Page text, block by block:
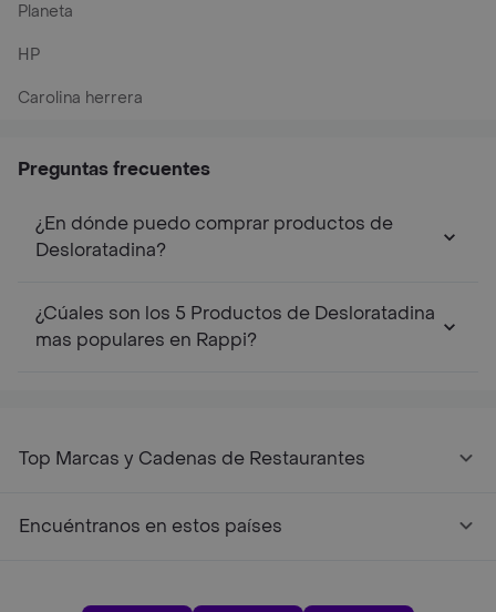
Planeta
HP
Carolina herrera
Preguntas frecuentes
¿En dónde puedo comprar productos de
Desloratadina?
¿Cúales son los 5 Productos de Desloratadina
mas populares en Rappi?
Top Marcas y Cadenas de Restaurantes
Encuéntranos en estos países